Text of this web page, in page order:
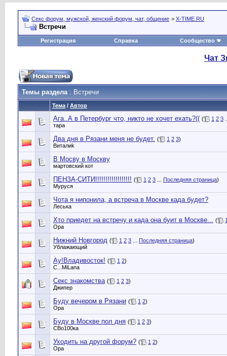
Секс форум, мужской, женский форум, чат, общение > X-TIME.RU
Встречи
Регистрация Справка Сообщество
Чат
Темы раздела: Встречи
Тема / Автор
Ага..А в Петербург что, никто не хочет ехать?(( ( 1 2 3
тара
Два дня в Рязани меня не будет. ( 1 2 3)
Виталиk
В Мосву в Москву
мартовский кот
ПЕНЗА-СИТИ!!!!!!!!!!!!!!!!!! ( 1 2 3 Последняя страница)
Муруся
Чота я нипонила, а встреча в Москве када будет?
Леська
Хто приедет на встречу и када она буит в Москве... (
Opa
Нижний Новгород ( 1 2 3 Последняя страница)
Ублажающий
Ау!Владивосток! ( 1 2)
C...MiLana
Секс знакомства ( 1 2 3)
Джипер
Буду вечером в Рязани ( 1 2)
Opa
Буду в Москве пол дня ( 1 2 3)
СВо100ка
Уходить на другой форум? ( 1 2)
Opa